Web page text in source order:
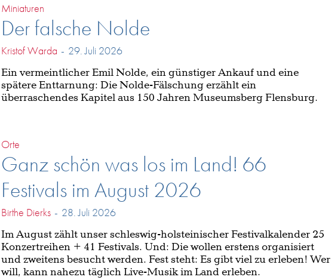
Miniaturen
Der falsche Nolde
Kristof Warda - 29. Juli 2026
Ein vermeintlicher Emil Nolde, ein günstiger Ankauf und eine
spätere Enttarnung: Die Nolde-Fälschung erzählt ein
überraschendes Kapitel aus 150 Jahren Museumsberg Flensburg.
Orte
Ganz schön was los im Land! 66
Festivals im August 2026
Birthe Dierks - 28. Juli 2026
Im August zählt unser schleswig-holsteinischer Festivalkalender 25
Konzertreihen + 41 Festivals. Und: Die wollen erstens organisiert
und zweitens besucht werden. Fest steht: Es gibt viel zu erleben! Wer
will, kann nahezu täglich Live-Musik im Land erleben.